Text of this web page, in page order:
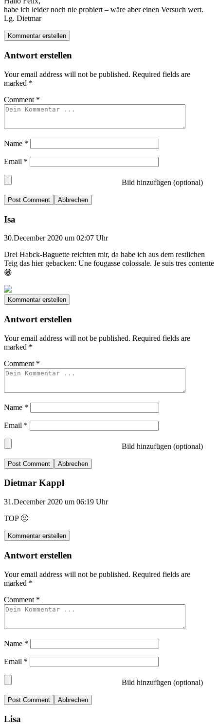
habe ich leider noch nie probiert – wäre aber einen Versuch wert.
Lg. Dietmar
Kommentar erstellen
Antwort erstellen
Your email address will not be published. Required fields are
marked *
Comment *
Name *
Email *
Bild hinzufügen (optional)
Abbrechen
Isa
30.December 2020 um 02:07 Uhr
Drei Habck-Baguette reichten mir, da habe ich aus dem restlichen
Teig das hier gebacken: Une fougasse colossale. Je suis tres contente
😁
Kommentar erstellen
Antwort erstellen
Your email address will not be published. Required fields are
marked *
Comment *
Name *
Email *
Bild hinzufügen (optional)
Abbrechen
Dietmar Kappl
31.December 2020 um 06:19 Uhr
TOP 🙂
Kommentar erstellen
Antwort erstellen
Your email address will not be published. Required fields are
marked *
Comment *
Name *
Email *
Bild hinzufügen (optional)
Abbrechen
Lisa